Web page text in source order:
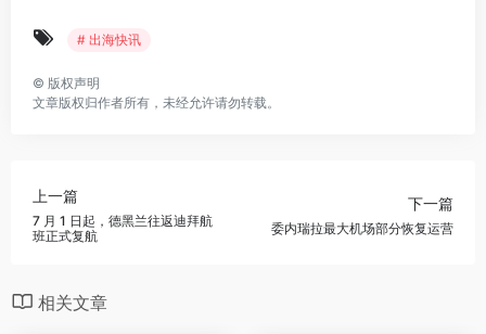
# 出海快讯
© 版权声明
文章版权归作者所有，未经允许请勿转载。
上一篇
7 月 1 日起，德黑兰往返迪拜航
班正式复航
下一篇
委内瑞拉最大机场部分恢复运营
相关文章